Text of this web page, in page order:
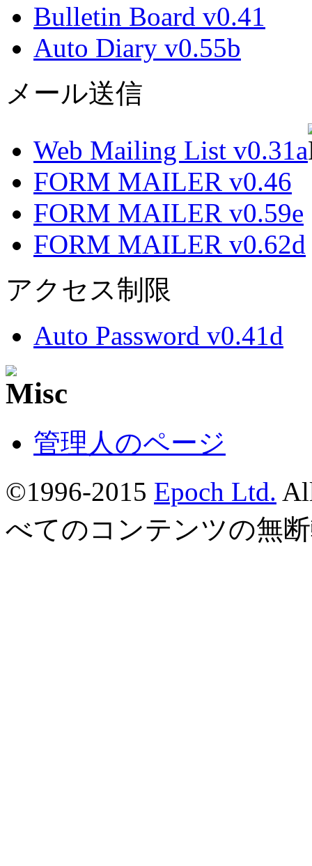
Bulletin Board v0.41
Auto Diary v0.55b
メール送信
Web Mailing List v0.31a
FORM MAILER v0.46
FORM MAILER v0.59e
FORM MAILER v0.62d
アクセス制限
Auto Password v0.41d
管理人のページ
©1996-2015 Epoch Ltd.
べてのコンテンツの無